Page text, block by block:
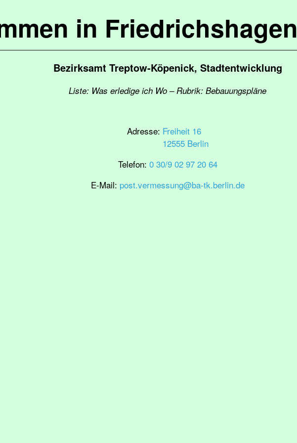
in Friedrichshagen
Bezirksamt Treptow-Köpenick, Stadtentwicklung
Liste: Was erledige ich Wo – Rubrik: Bebauungspläne
Adresse: Freiheit 16
12555 Berlin
Telefon: 0 30/9 02 97 20 64
E-Mail: post.vermessung@ba-tk.berlin.de